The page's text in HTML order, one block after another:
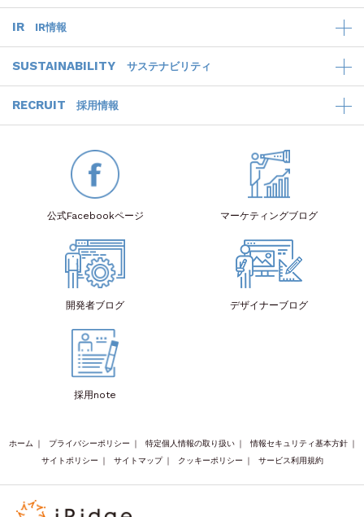
IR IR情報
SUSTAINABILITY サステナビリティ
RECRUIT 採用情報
公式Facebookページ マーケティングブログ
開発者ブログ デザイナーブログ
採用note
ホーム ｜ プライバシーポリシー ｜ 特定個人情報の取り扱い ｜ 情報セキュリティ基本方針 ｜
サイトポリシー
｜ サイトマップ ｜ クッキーポリシー ｜ サービス利用規約